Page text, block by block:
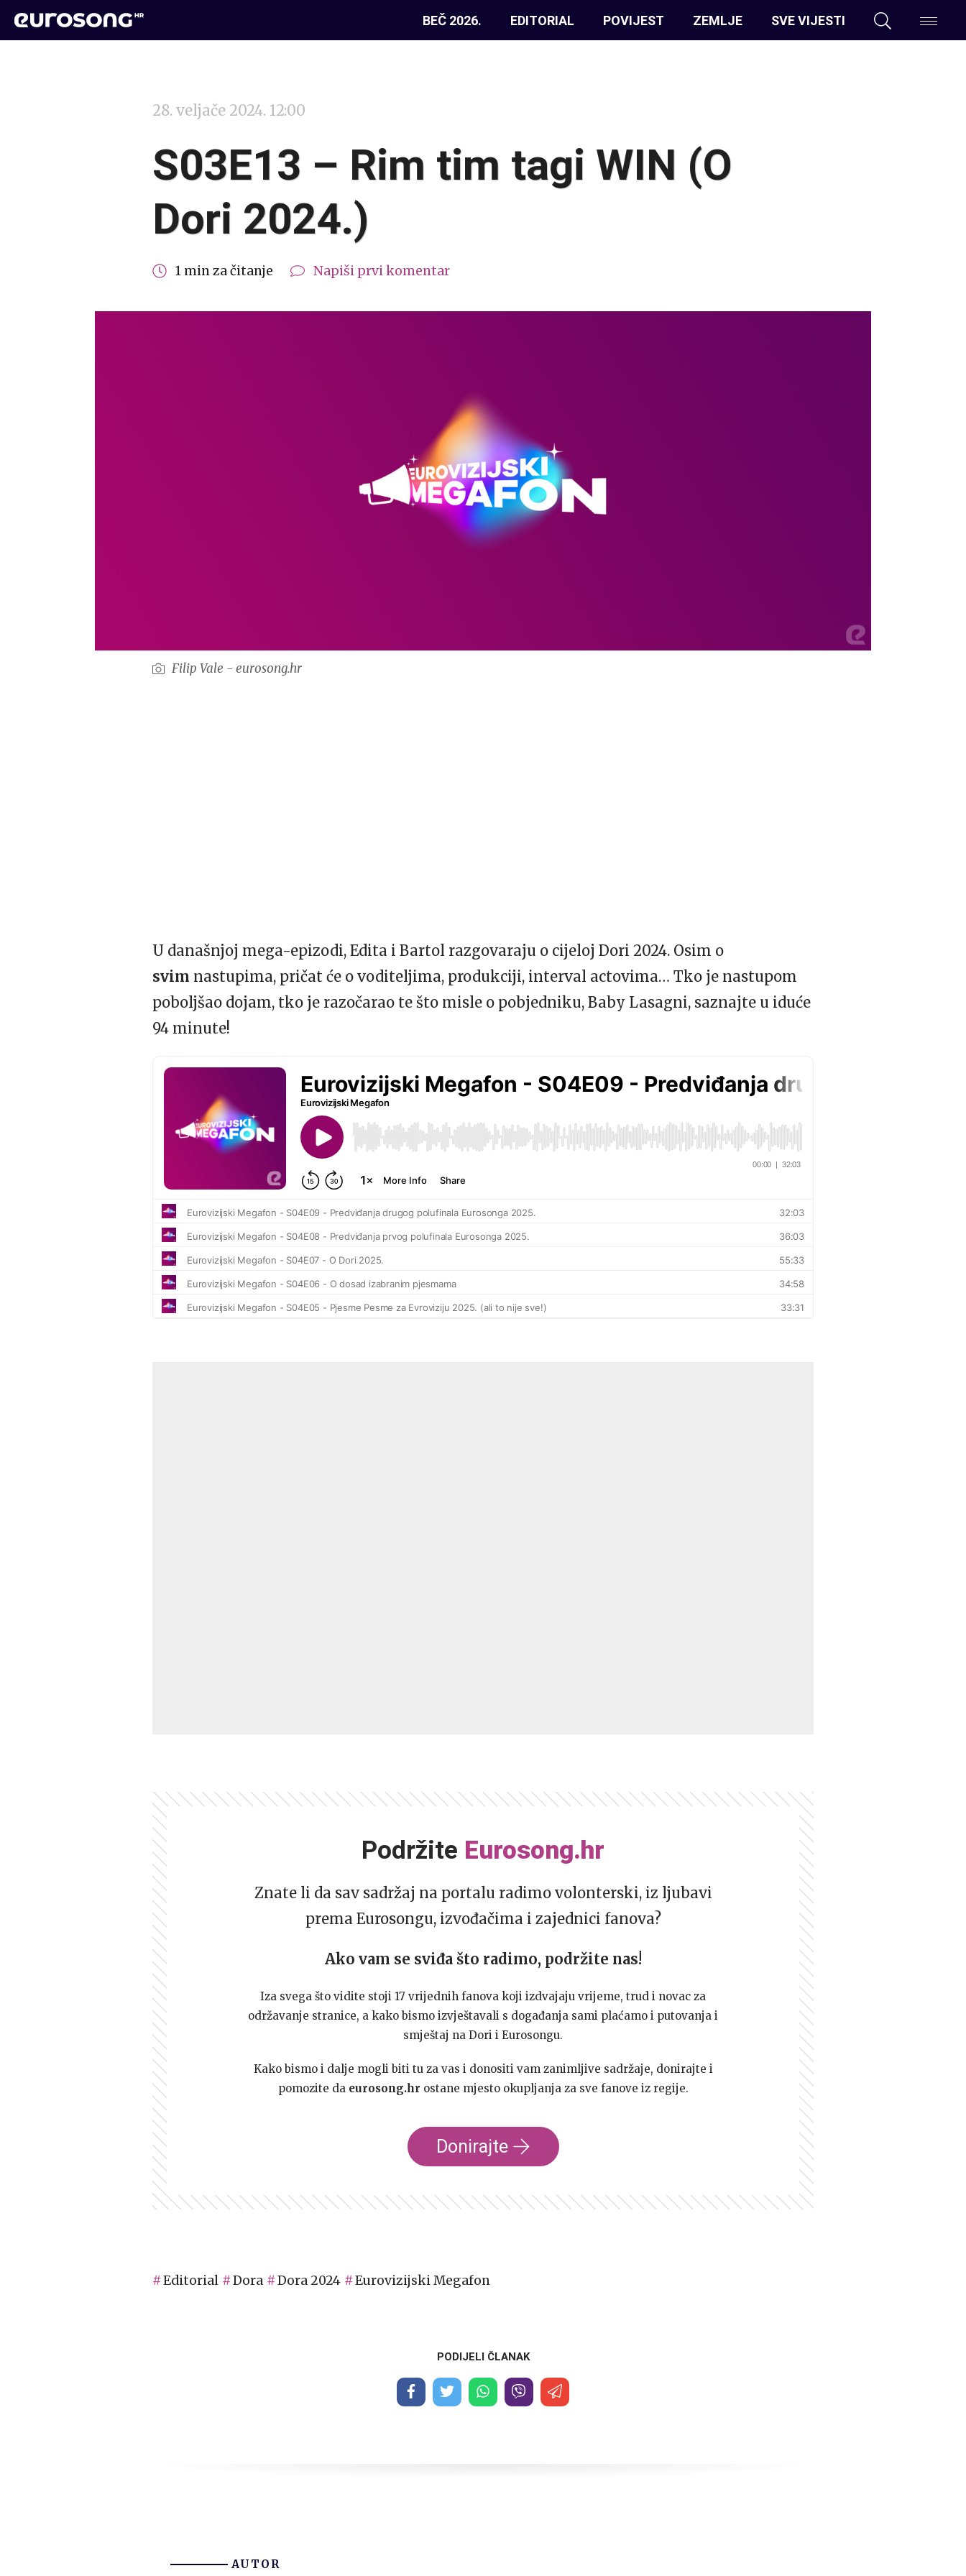
BEČ 2026. EDITORIAL POVIJEST ZEMLJE SVE VIJESTI
28. veljače 2024. 12:00
S03E13 – Rim tim tagi WIN (O
Dori 2024.)
1 min za čitanje Napiši prvi komentar
Filip Vale - eurosong.hr
U današnjoj mega-epizodi, Edita i Bartol razgovaraju o cijeloj Dori 2024. Osim o
svim nastupima, pričat će o voditeljima, produkciji, interval actovima… Tko je nastupom
poboljšao dojam, tko je razočarao te što misle o pobjedniku, Baby Lasagni, saznajte u iduće
94 minute!
Podržite Eurosong.hr
Znate li da sav sadržaj na portalu radimo volonterski, iz ljubavi
prema Eurosongu, izvođačima i zajednici fanova?
Ako vam se sviđa što radimo, podržite nas!
Iza svega što vidite stoji 17 vrijednih fanova koji izdvajaju vrijeme, trud i novac za
održavanje stranice, a kako bismo izvještavali s događanja sami plaćamo i putovanja i
smještaj na Dori i Eurosongu.
Kako bismo i dalje mogli biti tu za vas i donositi vam zanimljive sadržaje, donirajte i
pomozite da eurosong.hr ostane mjesto okupljanja za sve fanove iz regije.
Donirajte
Editorial Dora Dora 2024 Eurovizijski Megafon
PODIJELI ČLANAK
AUTOR